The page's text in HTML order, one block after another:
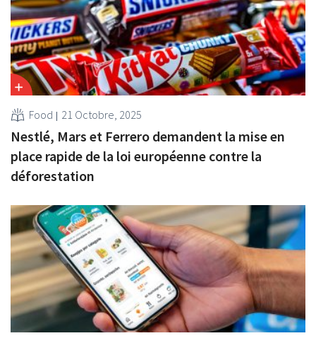
Food 21 Octobre, 2025
Nestlé, Mars et Ferrero demandent la mise en
place rapide de la loi européenne contre la
déforestation